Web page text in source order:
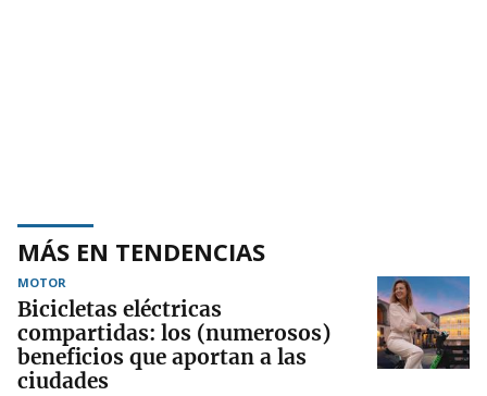
MÁS EN TENDENCIAS
MOTOR
Bicicletas eléctricas
compartidas: los (numerosos)
beneficios que aportan a las
ciudades